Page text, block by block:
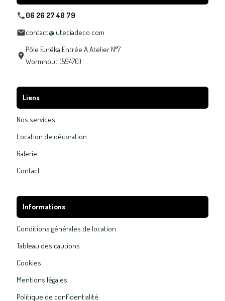
06 26 27 40 79
contact@luteciadeco.com
Pôle Eurêka Entrée A Atelier N°7
Wormhout (59470)
Liens
Nos services
Location de décoration
Galerie
Contact
Informations
Conditions générales de location
Tableau des cautions
Cookies
Mentions légales
Politique de confidentialité